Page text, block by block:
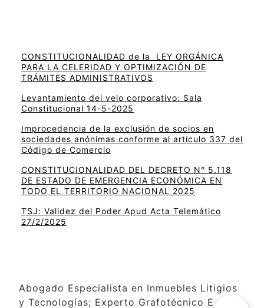
CONSTITUCIONALIDAD de la LEY ORGÁNICA
PARA LA CELERIDAD Y OPTIMIZACIÓN DE
TRÁMITES ADMINISTRATIVOS
Levantamiento del velo corporativo: Sala
Constitucional 14-5-2025
Improcedencia de la exclusión de socios en
sociedades anónimas conforme al artículo 337 del
Código de Comercio
CONSTITUCIONALIDAD DEL DECRETO N° 5.118
DE ESTADO DE EMERGENCIA ECONÓMICA EN
TODO EL TERRITORIO NACIONAL 2025
TSJ: Validez del Poder Apud Acta Telemático
27/2/2025
Abogado Especialista en Inmuebles Litigios
y Tecnologías; Experto Grafotécnico E